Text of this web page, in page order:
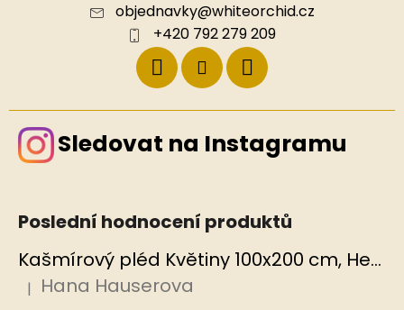
objednavky@whiteorchid.cz
+420 792 279 209
Sledovat na Instagramu
Poslední hodnocení produktů
Kašmírový pléd Květiny 100x200 cm, Hedvábný svět
Hodnocení produktu je 5 z 5 hvězdiček.
| Hana Hauserova